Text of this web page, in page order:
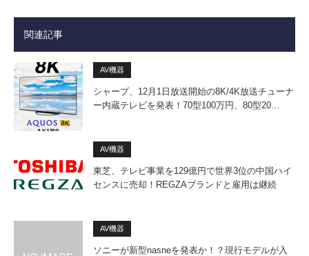
関連記事
AV機器
シャープ、12月1日放送開始の8K/4K放送チューナ
ー内蔵テレビを発表！70型100万円、80型20…
AV機器
東芝、テレビ事業を129億円で世界3位の中国ハイ
センスに売却！REGZAブランドと雇用は継続
AV機器
ソニーが新型nasneを発表か！？現行モデルが入